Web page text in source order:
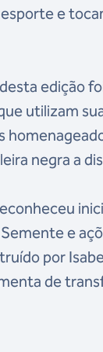
e
edição
utilizam
negra a
e
por
de